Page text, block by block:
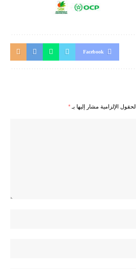
Facebook
الحقول الإلزامية مشار إليها بـ*